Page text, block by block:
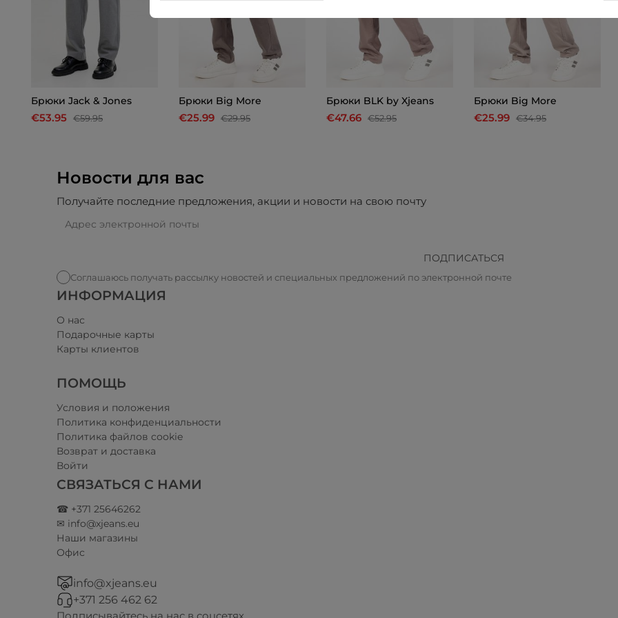
Брюки Jack & Jones
€53.95 €59.95
Брюки Big More
€25.99 €29.95
Брюки BLK by Xjeans
€47.66 €52.95
Брюки Big More
€25.99 €34.95
Новости для вас
Получайте последние предложения, акции и новости на свою почту
ПОДПИСАТЬСЯ
Соглашаюсь получать рассылку новостей и специальных предложений по электронной почте
ИНФОРМАЦИЯ
О нас
Подарочные карты
Карты клиентов
ПОМОЩЬ
Условия и положения​
Политика конфиденциальности
Политика файлов cookie
Возврат и доставка
Войти
СВЯЗАТЬСЯ С НАМИ
☎ +371 25646262
✉ info@xjeans.eu
Наши магазины
Офис
info@xjeans.eu
+371 256 462 62